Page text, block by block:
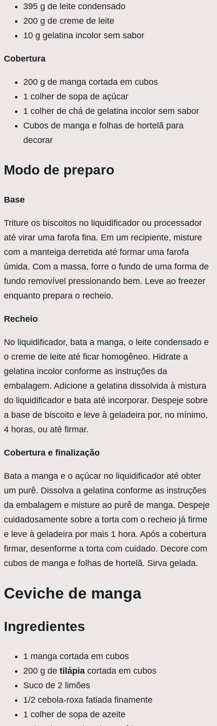
395 g de leite condensado
200 g de creme de leite
10 g gelatina incolor sem sabor
Cobertura
200 g de manga cortada em cubos
1 colher de sopa de açúcar
1 colher de chá de gelatina incolor sem sabor
Cubos de manga e folhas de hortelã para
decorar
Modo de preparo
Base
Triture os biscoitos no liquidificador ou processador
até virar uma farofa fina. Em um recipiente, misture
com a manteiga derretida até formar uma farofa
úmida. Com a massa, forre o fundo de uma forma de
fundo removível pressionando bem. Leve ao freezer
enquanto prepara o recheio.
Recheio
No liquidificador, bata a manga, o leite condensado e
o creme de leite até ficar homogêneo. Hidrate a
gelatina incolor conforme as instruções da
embalagem. Adicione a gelatina dissolvida à mistura
do liquidificador e bata até incorporar. Despeje sobre
a base de biscoito e leve à geladeira por, no mínimo,
4 horas, ou até firmar.
Cobertura e finalização
Bata a manga e o açúcar no liquidificador até obter
um purê. Dissolva a gelatina conforme as instruções
da embalagem e misture ao purê de manga. Despeje
cuidadosamente sobre a torta com o recheio já firme
e leve à geladeira por mais 1 hora. Após a cobertura
firmar, desenforme a torta com cuidado. Decore com
cubos de manga e folhas de hortelã. Sirva gelada.
Ceviche de manga
Ingredientes
1 manga cortada em cubos
200 g de tilápia cortada em cubos
Suco de 2 limões
1/2 cebola-roxa fatiada finamente
1 colher de sopa de azeite